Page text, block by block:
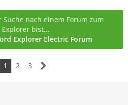
nach einem Forum zum
bist...
Explorer Electric Forum
1 2 3